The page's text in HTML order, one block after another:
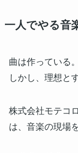
一人でやる音
曲は作っている
しかし、理想と
株式会社モテコ
は、音楽の現場